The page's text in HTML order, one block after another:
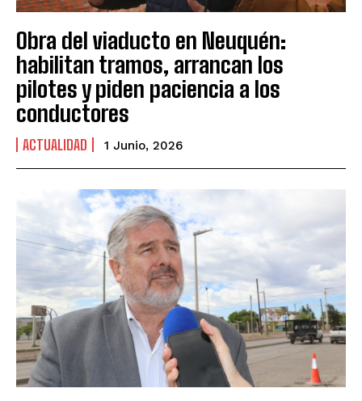
Obra del viaducto en Neuquén:
habilitan tramos, arrancan los
pilotes y piden paciencia a los
conductores
ACTUALIDAD 1 Junio, 2026